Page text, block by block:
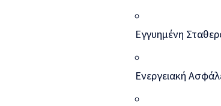
Εγγυημένη
Ενεργειακή